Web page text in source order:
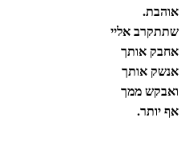
אוהבת.
שתתקרב אליי
אחבק אותך
אנשק אותך
ואבקש ממך
אף יותר.